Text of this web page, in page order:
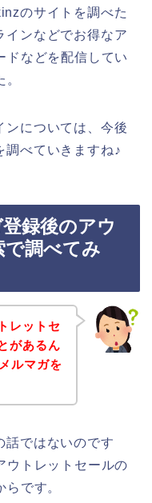
のサイトを調べた
ンなどでお得なア
ドなどを配信してい
については、今後
調べていきますね♪
録後のアウ
で調べてみ
レットセ
があるん
ルマガを
話ではないのです
ウトレットセールの
です。